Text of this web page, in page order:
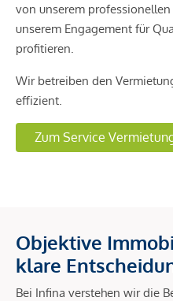
von unserem
unserem Engagement für
profitieren.
Wir betreiben den
effizient.
Zum Service
Objektive
klare
Bei Infina verstehen wir die